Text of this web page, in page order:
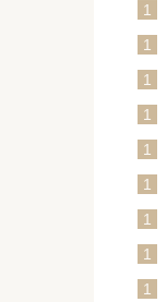
1
1
1
1
1
1
1
1
1